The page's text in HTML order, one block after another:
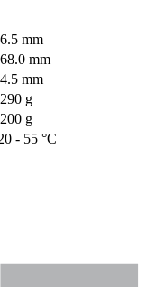
mm
mm
mm
g
g
- 55 °C